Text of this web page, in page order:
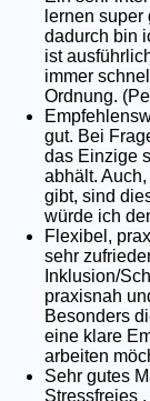
lernen
dadurch bin
ist
immer
Ordnung.
gut. Bei
das Einzige
abhält.
gibt, sind
würde ich
Flexibel,
sehr
Inklusion/
praxisnah
Besonders
eine klare
arbeiten
Sehr gutes
Stressfreies